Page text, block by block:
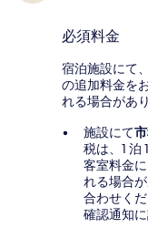
必須料金
宿泊施設にて
の追加料金を
れる場合があ
施設にて
税は、1 泊
客室料金
れる場合
合わせく
確認通知